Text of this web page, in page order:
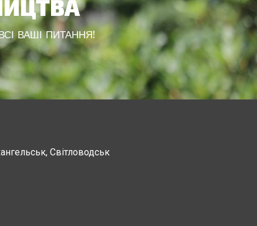
ВАШІ ПИТАННЯ!
Світловодськ
Корсунь-Шевченковский,